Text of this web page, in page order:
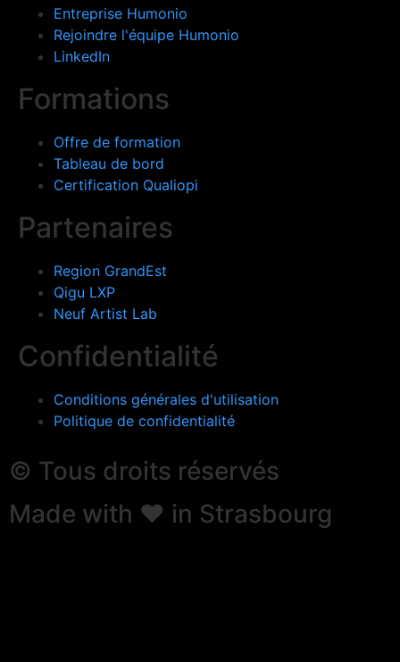
Entreprise Humonio
Rejoindre l'équipe Humonio​
LinkedIn
Formations
Offre de formation
Tableau de bord
Certification Qualiopi
Partenaires
Region GrandEst
Qigu LXP
Neuf Artist Lab
Confidentialité
Conditions générales d'utilisation​
Politique de confidentialité
© Tous droits réservés
Made with ❤ in Strasbourg